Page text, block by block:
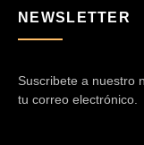
NEWSLETTER
Suscribete a nuestro
tu correo electrónico.